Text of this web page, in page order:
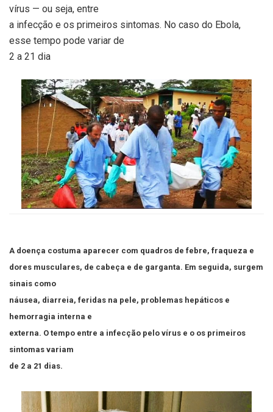
vírus — ou seja, entre
a infecção e os primeiros sintomas. No caso do Ebola,
esse tempo pode variar de
2 a 21 dia
A doença costuma aparecer com quadros de febre, fraqueza e
dores musculares, de cabeça e de garganta. Em seguida, surgem
sinais como
náusea, diarreia, feridas na pele, problemas hepáticos e
hemorragia interna e
externa. O tempo entre a infecção pelo vírus e o os primeiros
sintomas variam
de 2 a 21 dias.